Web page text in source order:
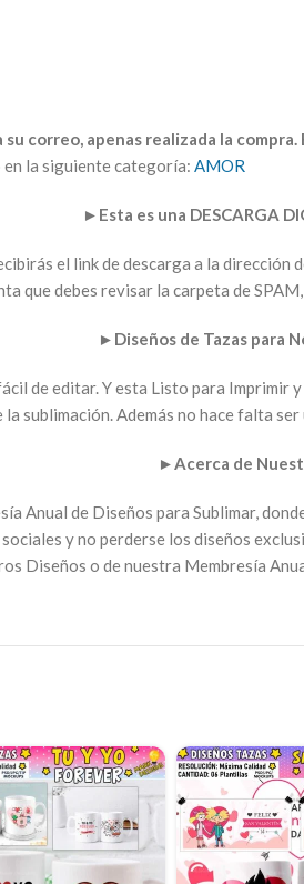
correo, apenas realizada la compra.
la siguiente categoría: AMOR
► Esta es una DESCARGA
el link de descarga a la dirección
que debes revisar la carpeta de
► Diseños de Tazas para
de editar. Y esta Listo para
sublimación. Además no hace falta
►Acerca de
Anual de Diseños para Sublimar,
y no perderse los diseños
Diseños o de nuestra Membresía